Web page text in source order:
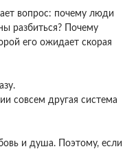
вопрос: почему люди
разбиться? Почему
его ожидает скорая
совсем другая система
и душа. Поэтому, если